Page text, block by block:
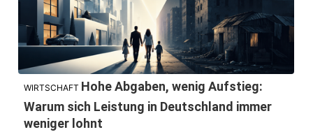
WIRTSCHAFT Hohe Abgaben, wenig Aufstieg:
Warum sich Leistung in Deutschland immer
weniger lohnt